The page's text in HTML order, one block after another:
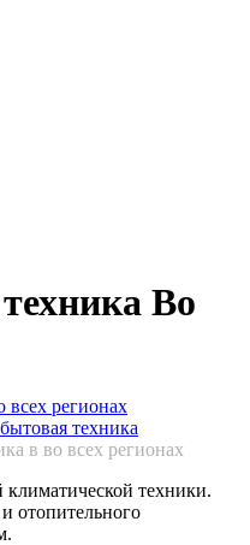
Во
всех регионах
техника
в во всех регионах
техники.
отопительного